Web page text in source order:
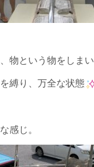
物という物をしまい
縛り、万全な状態
感じ。